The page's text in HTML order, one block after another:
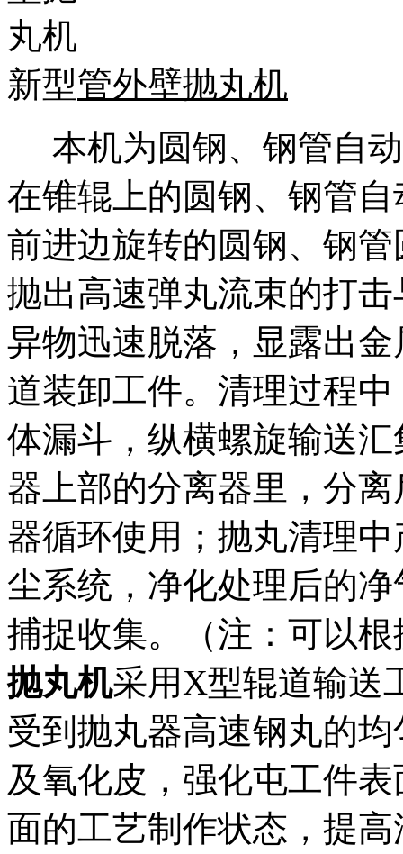
新型管外壁抛丸机
本机为圆钢、钢管自
在锥辊上的圆钢、钢管
前进边旋转的圆钢、钢
抛出高速弹丸流束的打
异物迅速脱落，显露出
道装卸工件。清理过程
体漏斗，纵横螺旋输送
器上部的分离器里，分
器循环使用；抛丸清理
尘系统，净化处理后的
捕捉收集。（注：可以
抛丸机采用X型辊道输送
受到抛丸器高速钢丸的
及氧化皮，强化屯工件
面的工艺制作状态，提